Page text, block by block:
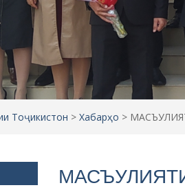
Тоҷикистон > Хабарҳо >